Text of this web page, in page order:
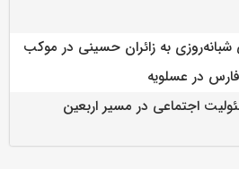
به زائران حسینی در موکب
در عسلویه
اجتماعی در مسیر اربعین